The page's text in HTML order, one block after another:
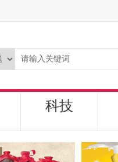
科技